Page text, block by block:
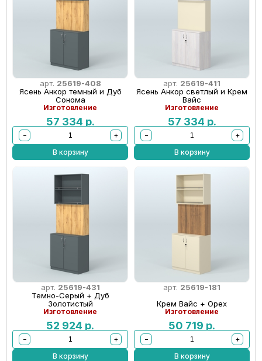
арт. 25619-408
Ясень Анкор темный и Дуб
Сонома
Изготовление
57 334 р.
−
+
В корзину
арт. 25619-411
Ясень Анкор светлый и Крем
Вайс
Изготовление
57 334 р.
−
+
В корзину
арт. 25619-431
Темно-Серый + Дуб
Золотистый
Изготовление
52 924 р.
−
+
В корзину
арт. 25619-181
Крем Вайс + Орех
Изготовление
50 719 р.
−
+
В корзину